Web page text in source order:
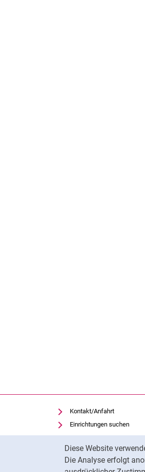
Diese Website
Die Analyse erfolgt
Kontakt/Anfahrt
Einrichtungen suchen
Stellenangebote
Notfall
Cookie-Einstellungen